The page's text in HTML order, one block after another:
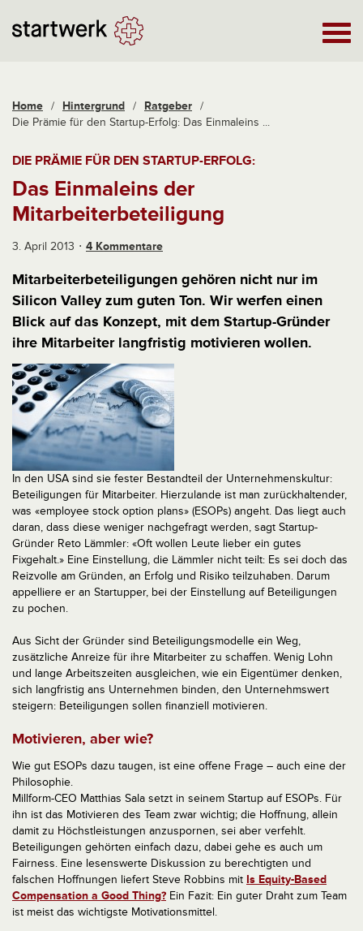
Home / Hintergrund / Ratgeber /
Die Prämie für den Startup-Erfolg: Das Einmaleins ...
DIE PRÄMIE FÜR DEN STARTUP-ERFOLG:
Das Einmaleins der
Mitarbeiterbeteiligung
3. April 2013 4 Kommentare
Mitarbeiterbeteiligungen gehören nicht nur im
Silicon Valley zum guten Ton. Wir werfen einen
Blick auf das Konzept, mit dem Startup-Gründer
ihre Mitarbeiter langfristig motivieren wollen.
In den USA sind sie fester Bestandteil der Unternehmenskultur:
Beteiligungen für Mitarbeiter. Hierzulande ist man zurückhaltender,
was «employee stock option plans» (ESOPs) angeht. Das liegt auch
daran, dass diese weniger nachgefragt werden, sagt Startup-
Gründer Reto Lämmler: «Oft wollen Leute lieber ein gutes
Fixgehalt.» Eine Einstellung, die Lämmler nicht teilt: Es sei doch das
Reizvolle am Gründen, an Erfolg und Risiko teilzuhaben. Darum
appelliere er an Startupper, bei der Einstellung auf Beteiligungen
zu pochen.
Aus Sicht der Gründer sind Beteiligungsmodelle ein Weg,
zusätzliche Anreize für ihre Mitarbeiter zu schaffen. Wenig Lohn
und lange Arbeitszeiten ausgleichen, wie ein Eigentümer denken,
sich langfristig ans Unternehmen binden, den Unternehmswert
steigern: Beteiligungen sollen finanziell motivieren.
Motivieren, aber wie?
Wie gut ESOPs dazu taugen, ist eine offene Frage – auch eine der
Philosophie.
Millform-CEO Matthias Sala setzt in seinem Startup auf ESOPs. Für
ihn ist das Motivieren des Team zwar wichtig; die Hoffnung, allein
damit zu Höchstleistungen anzuspornen, sei aber verfehlt.
Beteiligungen gehörten einfach dazu, dabei gehe es auch um
Fairness. Eine lesenswerte Diskussion zu berechtigten und
falschen Hoffnungen liefert Steve Robbins mit Is Equity-Based
Compensation a Good Thing? Ein Fazit: Ein guter Draht zum Team
ist meist das wichtigste Motivationsmittel.